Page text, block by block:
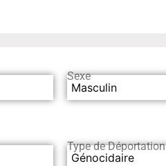
Sexe
Masculin
Type de Déportation
Génocidaire